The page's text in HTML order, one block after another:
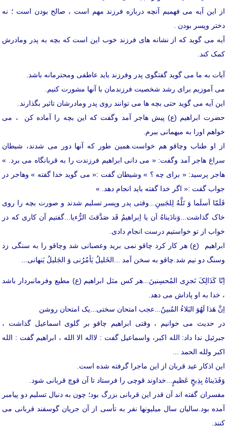
از این آیه می فهمیم آنچه درباره فرزند مهم است ، صالح بودن است ؛ نه
دختر وپسر بودن .
آیه می گوید که از نشانه های فرزند خوب این است که بچه به پدر ومادرش
کمک کند.
آیات به ما می گوید گفتگوی پدر وفرزند باید عاطفی ومحترمانه باشد.
می آموزیم برای رشد شخصیت فرزندمان با آنها مشورت کنیم.
این آیه می گوید حتی بچه ها می توانند روی پدر ومادرشان تاثیر بگذارند.
حضرت ابراهیم (ع) پیش هاجر آمد وگفت که این بچه را آماده کن ، می
خواهم اورا به میهمانی ببرم.
از او طناب وچاقو هم خواست.همین طور که آنها دور می شدند، شیطان
سراغ هاجر آمد وگفت: « می دانی ابراهیم فرزندت را به قربانگاه می برد. »
هاجر پرسید: « برای چه ؟ » وشیطان گفت :« می گوید خدا گفته » وهاجر در
جواب گفت :« اگر خدا گفته باید انجام دهد. »
فَلَمّا اَسلَما وَ تَلَّهُ لِلجَبینِ...وقتی پدر وپسر تسلیم شدند و صورت بچه را روی
خاک گذاشت...وَنادَیناهُ اَن یا اِبراهیمُ قَد صَدَّقتَ الرُّءیا...گفتیم آن کاری که در
خواب از تو خواستیم درست انجام دادی.
ابراهیم (ع) هر کار کرد چاقو نمی برید وعصبانی شد وچاقو را به سنگی زد
وسنگ دو نیم شد.چاقو به سخن آمد ...الخَلیلُ یَأمُرُنی وَ الجَلیلُ یَنهانی...
اِنّا کَذَالِکَ نَجزِی المُحسِنینَ...هر کس مثل ابراهیم (ع) مطیع وفرمانبردار باشد
، خدا به او پاداش می دهد.
اِنَّ هَذا لَهُوَ البَلاءُ المُبینُ...عجب امتحان سختی...یک امتحان روشن
در حدیث می خوانیم ، وقتی ابراهیم چاقو بر گلوی اسماعیل گذاشت ،
جبرئیل ندا داد: الله اکبر، واسماعیل گفت : لااله الا الله ، ابراهیم گفت : الله
اکبر ولله الحمد ...
این اذکار عید قربان از این ماجرا گرفته شده است.
وَفَدَیناهُ بِذِبحٍ عَظیمٍ...خداوند قوچی را فرستاد تا آن قوچ قربانی شود.
مفسران گفته اند آن قدر این قربانی بزرگ بود؛ چون به دنبال تسلیم دو پیامبر
آمده بود.سالیان سال میلیونها نفر به تأسی از آن جریان گوسفند قربانی می
کنند.